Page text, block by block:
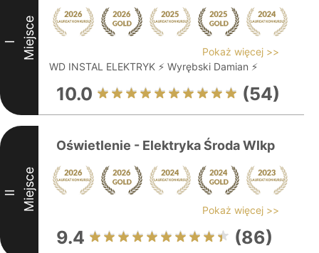
I Miejsce
Pokaż więcej >>
WD INSTAL ELEKTRYK ⚡ Wyrębski Damian ⚡
10.0 (54)
II Miejsce
Oświetlenie - Elektryka Środa Wlkp
Pokaż więcej >>
9.4 (86)